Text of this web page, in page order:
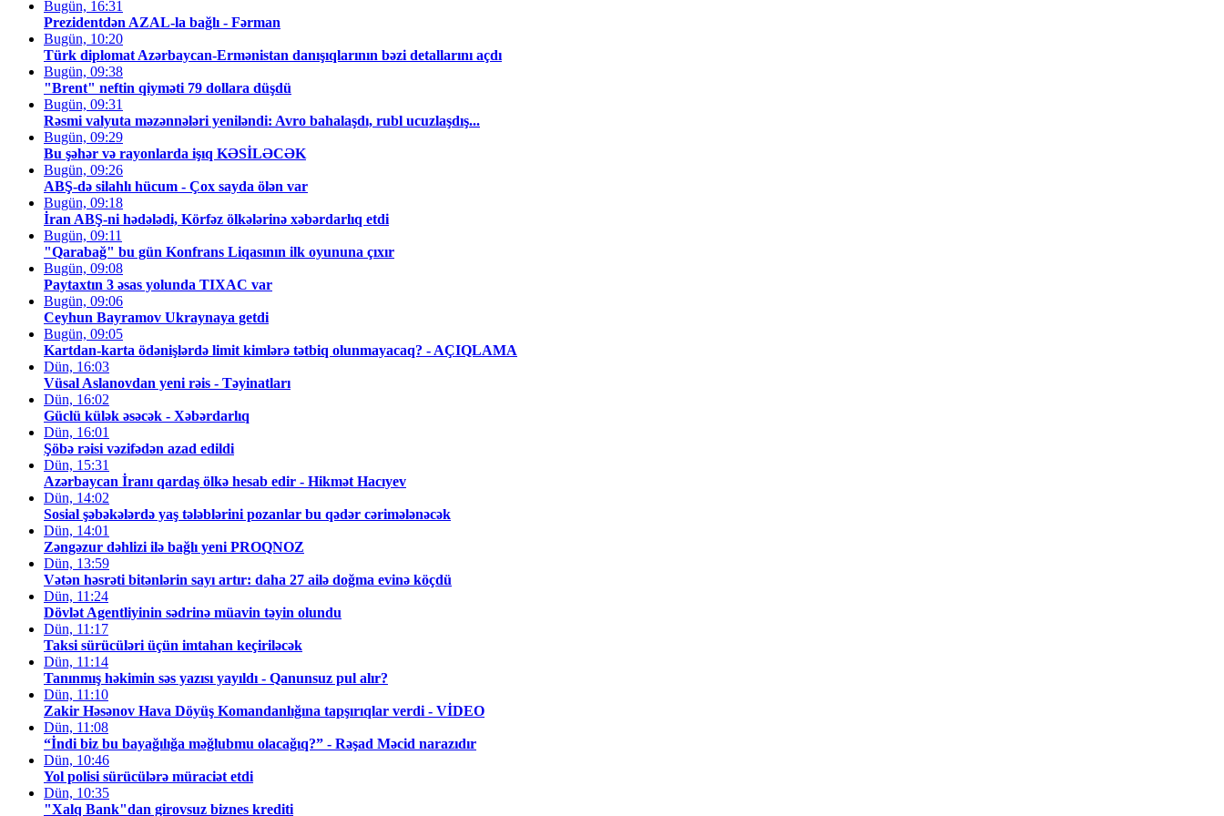
Bugün, 16:31
Prezidentdən AZAL-la bağlı - Fərman
Bugün, 10:20
Türk diplomat Azərbaycan-Ermənistan danışıqlarının bəzi detallarını açdı
Bugün, 09:38
"Brent" neftin qiyməti 79 dollara düşdü
Bugün, 09:31
Rəsmi valyuta məzənnələri yeniləndi: Avro bahalaşdı, rubl ucuzlaşdış...
Bugün, 09:29
Bu şəhər və rayonlarda işıq KƏSİLƏCƏK
Bugün, 09:26
ABŞ-də silahlı hücum - Çox sayda ölən var
Bugün, 09:18
İran ABŞ-ni hədələdi, Körfəz ölkələrinə xəbərdarlıq etdi
Bugün, 09:11
"Qarabağ" bu gün Konfrans Liqasının ilk oyununa çıxır
Bugün, 09:08
Paytaxtın 3 əsas yolunda TIXAC var
Bugün, 09:06
Ceyhun Bayramov Ukraynaya getdi
Bugün, 09:05
Kartdan-karta ödənişlərdə limit kimlərə tətbiq olunmayacaq? - AÇIQLAMA
Dün, 16:03
Vüsal Aslanovdan yeni rəis - Təyinatları
Dün, 16:02
Güclü külək əsəcək - Xəbərdarlıq
Dün, 16:01
Şöbə rəisi vəzifədən azad edildi
Dün, 15:31
Azərbaycan İranı qardaş ölkə hesab edir - Hikmət Hacıyev
Dün, 14:02
Sosial şəbəkələrdə yaş tələblərini pozanlar bu qədər cərimələnəcək
Dün, 14:01
Zəngəzur dəhlizi ilə bağlı yeni PROQNOZ
Dün, 13:59
Vətən həsrəti bitənlərin sayı artır: daha 27 ailə doğma evinə köçdü
Dün, 11:24
Dövlət Agentliyinin sədrinə müavin təyin olundu
Dün, 11:17
Taksi sürücüləri üçün imtahan keçiriləcək
Dün, 11:14
Tanınmış həkimin səs yazısı yayıldı - Qanunsuz pul alır?
Dün, 11:10
Zakir Həsənov Hava Döyüş Komandanlığına tapşırıqlar verdi - VİDEO
Dün, 11:08
“İndi biz bu bayağılığa məğlubmu olacağıq?” - Rəşad Məcid narazıdır
Dün, 10:46
Yol polisi sürücülərə müraciət etdi
Dün, 10:35
"Xalq Bank"dan girovsuz biznes krediti